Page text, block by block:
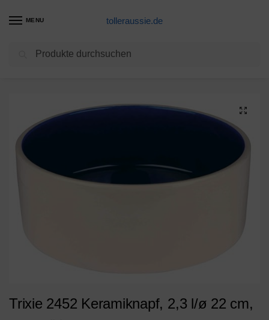
MENU tolleraussie.de
Futternapf Fressnapf Produkte
Trixie 2452 Keramiknapf, 2,3 l/ø 22 cm,